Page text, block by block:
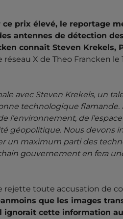
prix élevé, le reportage
antennes de détection
connaît Steven Krekels,
X de Theo Francken
avec Steven Krekels, un
technologique flamande.
l’environnement, de
géopolitique. Nous devons
un maximum parti des
gouvernement en fera
rejette toute accusation de
que les images
ignorait cette information